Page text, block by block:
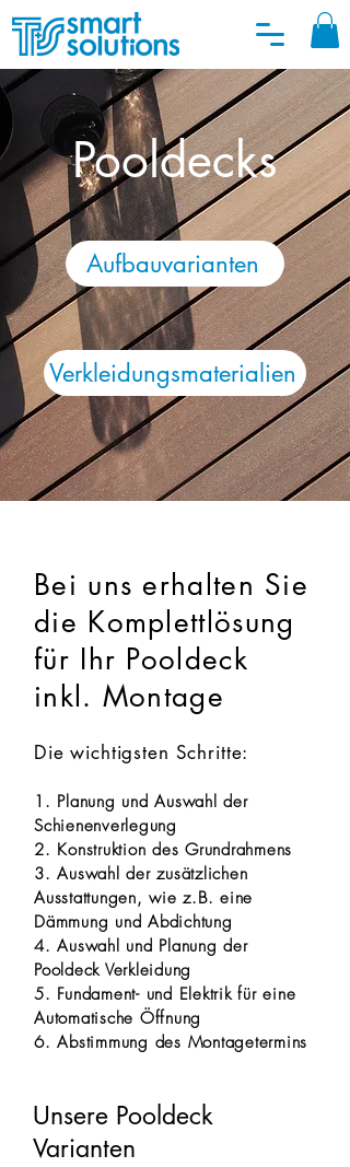
Pooldecks
Aufbauvarianten
Verkleidungsmaterialien
Bei uns erhalten Sie
die Komplettlösung
für Ihr Pooldeck
inkl. Montage
Die wichtigsten Schritte:
1. Planung und Auswahl der
Schienenverlegung
2. Konstruktion des Grundrahmens
3. Auswahl der zusätzlichen
Ausstattungen, wie z.B. eine
Dämmung und Abdichtung
4. Auswahl und Planung der
Pooldeck Verkleidung
5. Fundament- und Elektrik für eine
Automatische Öffnung
6. Abstimmung des Montagetermins
Unsere Pooldeck
Varianten